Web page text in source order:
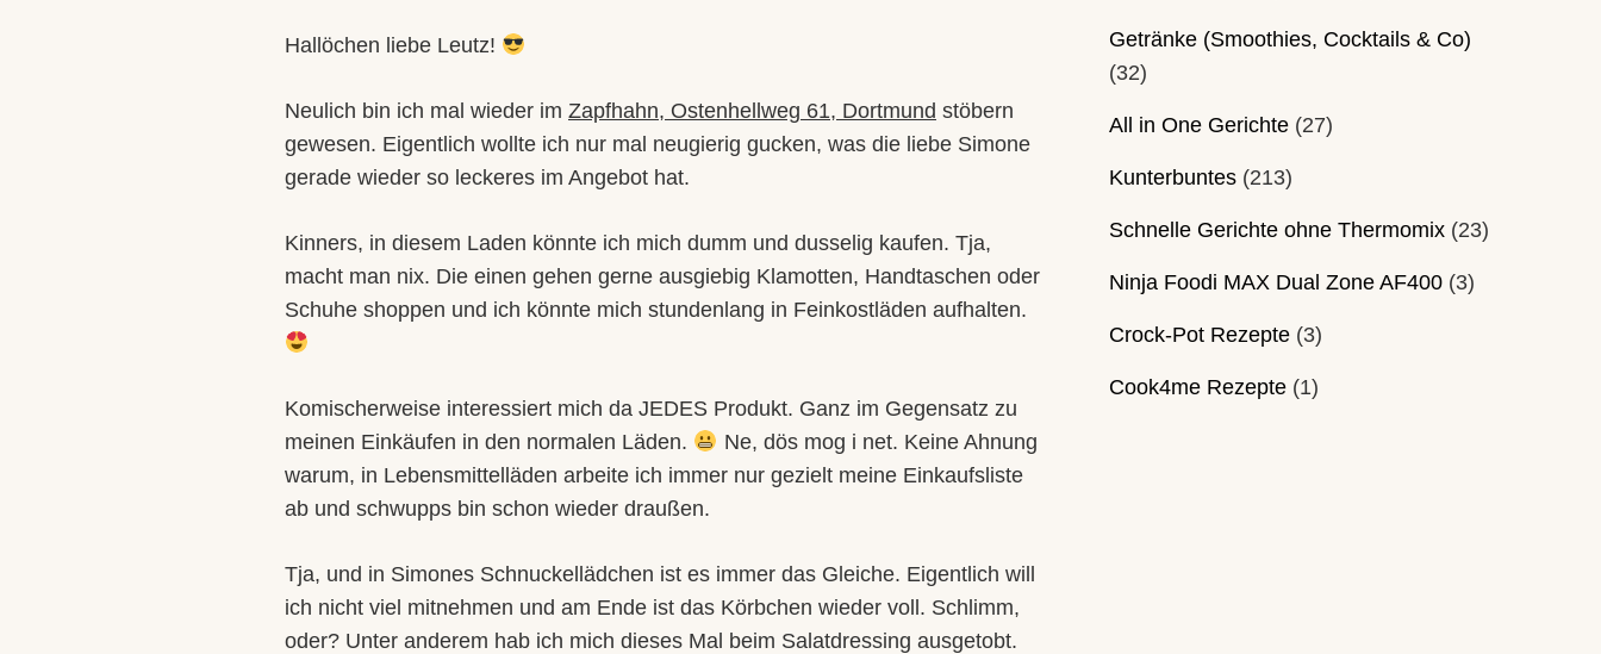
Hallöchen liebe Leutz!
Neulich bin ich mal wieder im Zapfhahn, Ostenhellweg 61, Dortmund stöbern
gewesen. Eigentlich wollte ich nur mal neugierig gucken, was die liebe Simone
gerade wieder so leckeres im Angebot hat.
Kinners, in diesem Laden könnte ich mich dumm und dusselig kaufen. Tja,
macht man nix. Die einen gehen gerne ausgiebig Klamotten, Handtaschen oder
Schuhe shoppen und ich könnte mich stundenlang in Feinkostläden aufhalten.
Komischerweise interessiert mich da JEDES Produkt. Ganz im Gegensatz zu
meinen Einkäufen in den normalen Läden.
Ne, dös mog i net. Keine Ahnung
warum, in Lebensmittelläden arbeite ich immer nur gezielt meine Einkaufsliste
ab und schwupps bin schon wieder draußen.
Tja, und in Simones Schnuckellädchen ist es immer das Gleiche. Eigentlich will
ich nicht viel mitnehmen und am Ende ist das Körbchen wieder voll. Schlimm,
oder? Unter anderem hab ich mich dieses Mal beim Salatdressing ausgetobt.
Getränke (Smoothies, Cocktails & Co)
(32)
All in One Gerichte(27)
Kunterbuntes(213)
Schnelle Gerichte ohne Thermomix(23)
Ninja Foodi MAX Dual Zone AF400(3)
Crock-Pot Rezepte(3)
Cook4me Rezepte(1)